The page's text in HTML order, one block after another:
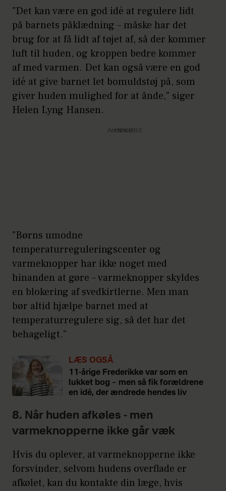
åndbare materialer
Undgå tætsiddende tøj, så
sved fordamper
Undgå for meget varme og
aktivitet
Hold soveværelset køligt
bade
Kilde: Netdoktor, Sundhed.dk
"Det kan være en god idé at regulere lidt
på barnets påklædning – måske har det
brug for at få lidt af tøjet af, så der kommer
luft til huden, og kroppen bedre kommer
af med varmen. Det kan også være en god
idé at give barnet let bomuldstøj på, som
giver huden mulighed for at ånde," siger
Helen Lyng Hansen.
Annonce
"Børns umodne
temperaturreguleringscenter og
varmeknopper har ikke noget med
hinanden at gøre – varmeknopper skyldes
en blokering af svedkirtlerne. Men man
bør altid hjælpe barnet med at
temperaturregulere sig, så det har det
behageligt."
LÆS OGSÅ
11-årige Frederikke var som en
lukket bog – men så fik forældrene
en idé, der ændrede hendes liv
8. Når huden afkøles - men
varmeknopperne ikke går væk
Hvis du oplever, at varmeknopperne ikke
forsvinder, selvom hudens overflade er
afkølet, kan du kontakte din læge, hvis